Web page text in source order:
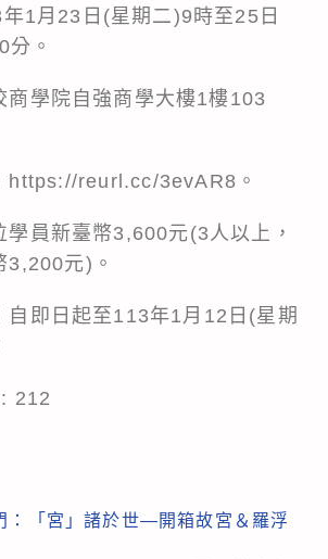
1月23日(星期二)9時至25日
。
商學院自強商學大樓1樓103
https://reurl.cc/3evAR8。
學員新臺幣3,600元(3人以上，
3,200元)。
自即日起至113年1月12日(星期
212
：「宮」諸於世—開箱故宮＆羅浮